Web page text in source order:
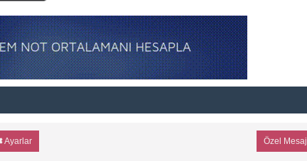
Ayarlar Özel Mesaj